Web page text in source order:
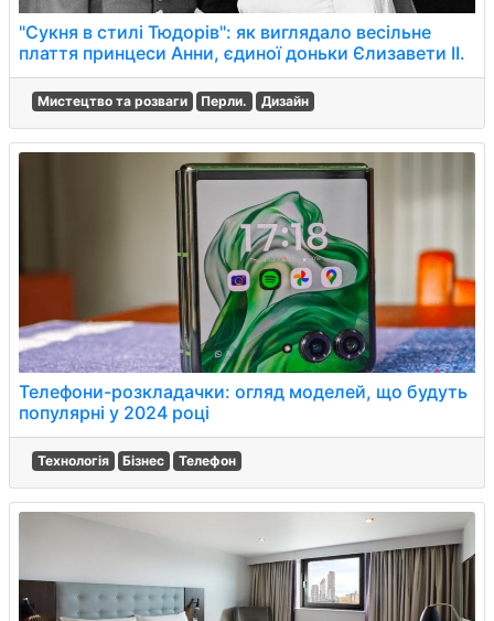
"Сукня в стилі Тюдорів": як виглядало весільне
плаття принцеси Анни, єдиної доньки Єлизавети II.
Мистецтво та розваги Перли. Дизайн
Телефони-розкладачки: огляд моделей, що будуть
популярні у 2024 році
Технологія Бізнес Телефон